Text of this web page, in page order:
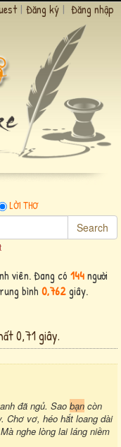
| Đăng ký | Đăng nhập
LỜI THƠ
Search
viên. Đang có 144người
bình 0,762giây.
0,71 giây.
đã ngủ. Sao bạn còn
Chơ vơ, héo hắt loang dài
nghe lòng lai láng niềm